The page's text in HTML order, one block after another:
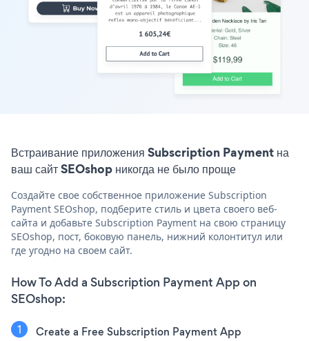
Встраивание приложения Subscription Payment на
ваш сайт SEOshop никогда не было проще
Создайте свое собственное приложение Subscription
Payment SEOshop, подберите стиль и цвета своего веб-
сайта и добавьте Subscription Payment на свою страницу
SEOshop, пост, боковую панель, нижний колонтитул или
где угодно на своем сайт.
How To Add a Subscription Payment App on
SEOshop:
Create a Free Subscription Payment App